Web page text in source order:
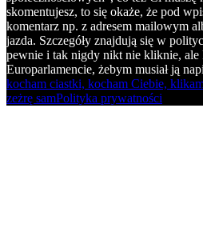
skomentujesz, to się okaże, że pod
komentarz np. z adresem mailowym
jazda. Szczegóły znajdują się w
pewnie i tak nigdy nikt nie kliknie, ale
Europarlamencie, żebym musiał ją
kocham ciastki, kocham Ciebie,
zeżrę samPolityka prywatności